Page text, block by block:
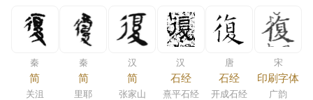
秦
简
关沮
秦
简
里耶
汉
简
张家山
汉
石经
熹平石经
唐
石经
开成石经
宋
印刷字体
广韵